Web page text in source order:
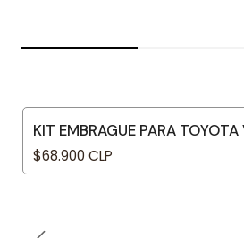
KIT EMBRAGUE PARA
$68.900 CLP